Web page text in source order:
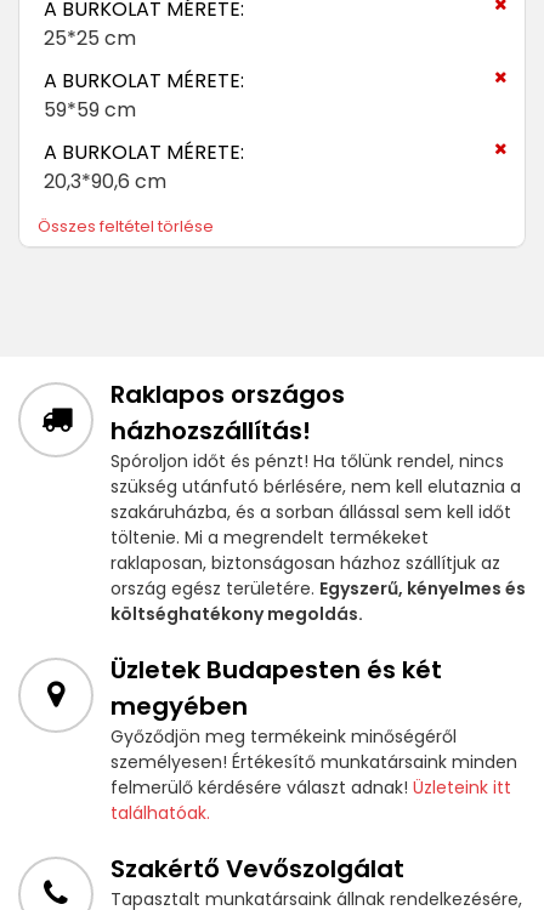
A BURKOLAT MÉRETE:
25*25 cm
A BURKOLAT MÉRETE:
59*59 cm
A BURKOLAT MÉRETE:
20,3*90,6 cm
Összes feltétel törlése
Raklapos országos
házhozszállítás!
Spóroljon időt és pénzt! Ha tőlünk rendel, nincs
szükség utánfutó bérlésére, nem kell elutaznia a
szakáruházba, és a sorban állással sem kell időt
töltenie. Mi a megrendelt termékeket
raklaposan, biztonságosan házhoz szállítjuk az
ország egész területére. Egyszerű, kényelmes és
költséghatékony megoldás.
Üzletek Budapesten és két
megyében
Győződjön meg termékeink minőségéről
személyesen! Értékesítő munkatársaink minden
felmerülő kérdésére választ adnak! Üzleteink itt
találhatóak.
Szakértő Vevőszolgálat
Tapasztalt munkatársaink állnak rendelkezésére,